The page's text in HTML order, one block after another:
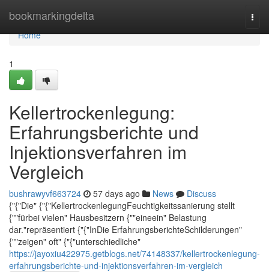
bookmarkingdelta
Home
Home
1
Kellertrockenlegung:
Erfahrungsberichte und
Injektionsverfahren im
Vergleich
bushrawyvf663724 57 days ago News
Discuss
{"{"Die" {"{"KellertrockenlegungFeuchtigkeitssanierung stellt
{""fürbei vielen" Hausbesitzern {""eineein" Belastung
dar."repräsentiert {"{"InDie ErfahrungsberichteSchilderungen"
{""zeigen" oft" {"{"unterschiedliche"
https://jayoxiu422975.getblogs.net/74148337/kellertrockenlegung-
erfahrungsberichte-und-injektionsverfahren-im-vergleich